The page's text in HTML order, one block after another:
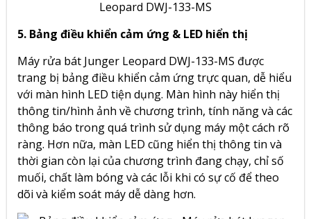
5. Bảng điều khiển cảm ứng & LED hiển thị
Máy rửa bát Junger Leopard DWJ-133-MS được
trang bị bảng điều khiển cảm ứng trực quan, dễ hiểu
với màn hình LED tiện dụng. Màn hình này hiển thị
thông tin/hình ảnh về chương trình, tính năng và các
thông báo trong quá trình sử dụng máy một cách rõ
ràng. Hơn nữa, màn LED cũng hiển thị thông tin và
thời gian còn lại của chương trình đang chạy, chỉ số
muối, chất làm bóng và các lỗi khi có sự cố để theo
dõi và kiểm soát máy dễ dàng hơn.